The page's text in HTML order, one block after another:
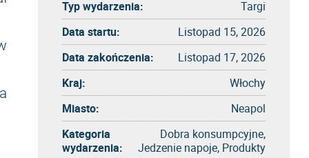
Typ wydarzenia:
Targi
Data startu:
Listopad 15, 2026
Data zakończenia:
Listopad 17, 2026
Kraj:
Włochy
Miasto:
Neapol
Kategoria
wydarzenia:
Dobra konsumpcyjne,
Jedzenie napoje, Produkty